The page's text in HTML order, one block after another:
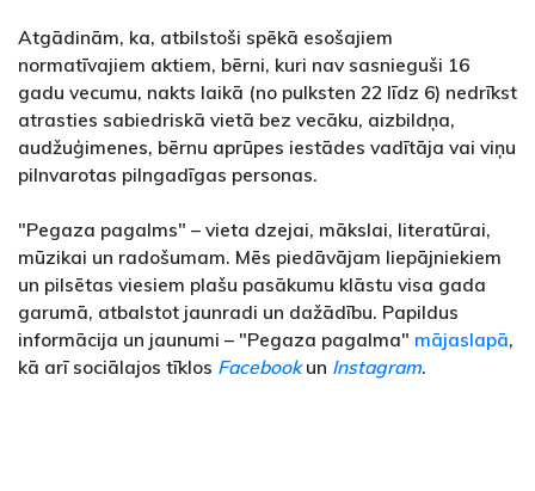
Atgādinām, ka, atbilstoši spēkā esošajiem
normatīvajiem aktiem, bērni, kuri nav sasnieguši 16
gadu vecumu, nakts laikā (no pulksten 22 līdz 6) nedrīkst
atrasties sabiedriskā vietā bez vecāku, aizbildņa,
audžuģimenes, bērnu aprūpes iestādes vadītāja vai viņu
pilnvarotas pilngadīgas personas.
"Pegaza pagalms" – vieta dzejai, mākslai, literatūrai,
mūzikai un radošumam. Mēs piedāvājam liepājniekiem
un pilsētas viesiem plašu pasākumu klāstu visa gada
garumā, atbalstot jaunradi un dažādību. Papildus
informācija un jaunumi – "Pegaza pagalma" mājaslapā,
kā arī sociālajos tīklos Facebookun Instagram.